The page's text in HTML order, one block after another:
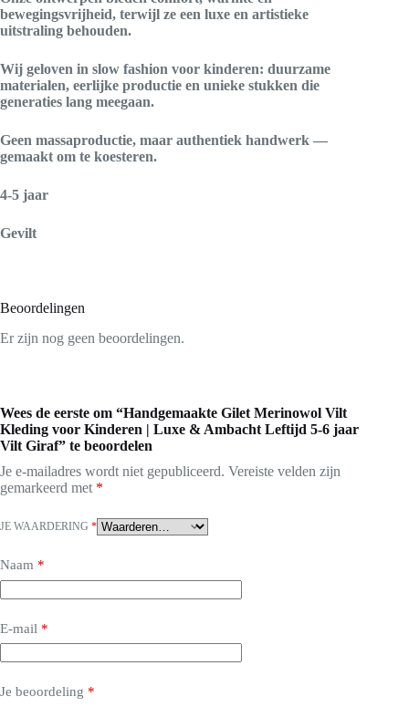
bewegingsvrijheid, terwijl ze een luxe en artistieke
uitstraling behouden.
Wij geloven in slow fashion voor kinderen: duurzame
materialen, eerlijke productie en unieke stukken die
generaties lang meegaan.
Geen massaproductie, maar authentiek handwerk —
gemaakt om te koesteren.
4-5 jaar
Gevilt
Beoordelingen
Er zijn nog geen beoordelingen.
Wees de eerste om “Handgemaakte Gilet Merinowol Vilt
Kleding voor Kinderen | Luxe & Ambacht Leftijd 5-6 jaar
Vilt Giraf” te beoordelen
Je e-mailadres wordt niet gepubliceerd. Vereiste velden zijn
gemarkeerd met *
JE WAARDERING *
Naam *
E-mail *
Je beoordeling *